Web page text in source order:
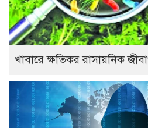
খাবারে ক্ষতিকর রাসায়নিক